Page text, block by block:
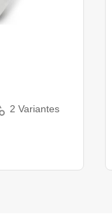
2 Variantes